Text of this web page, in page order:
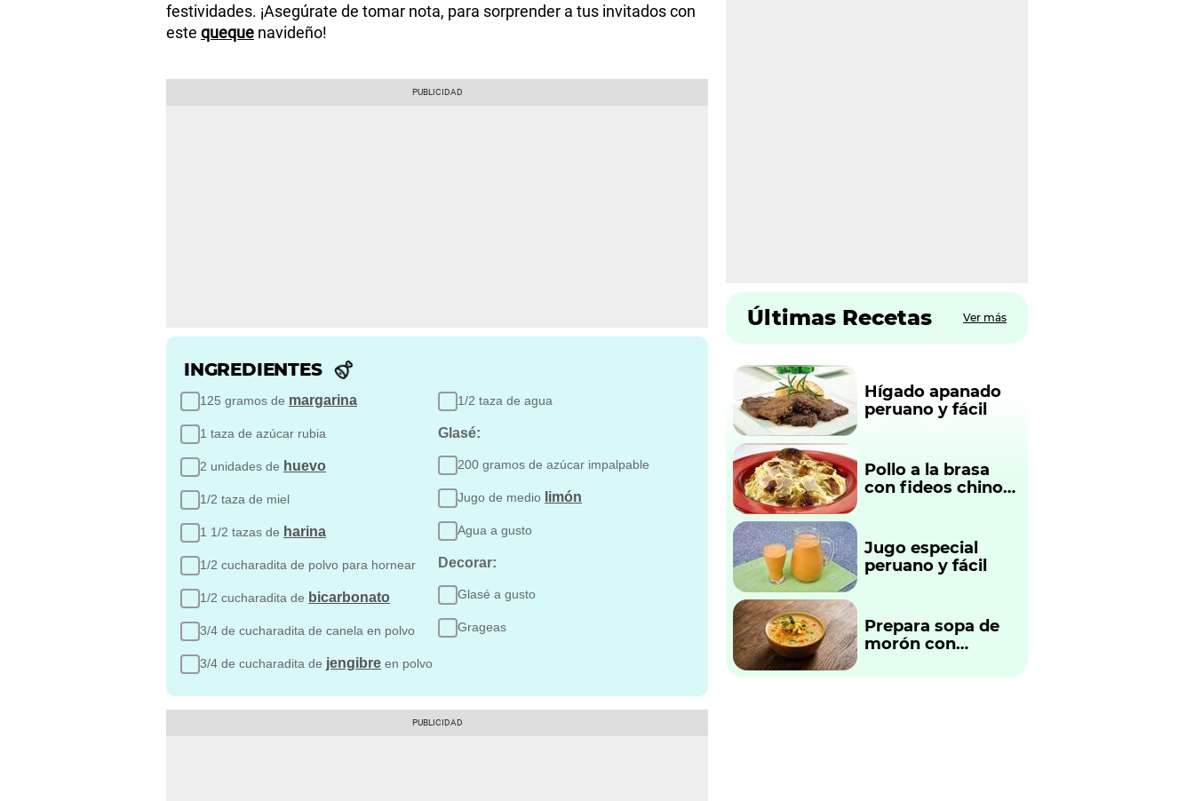
festividades. ¡Asegúrate de tomar nota, para sorprender a tus invitados con
este queque navideño!
INGREDIENTES
125 gramos de margarina
1 taza de azúcar rubia
2 unidades de huevo
1/2 taza de miel
1 1/2 tazas de harina
1/2 cucharadita de polvo para hornear
1/2 cucharadita de bicarbonato
3/4 de cucharadita de canela en polvo
3/4 de cucharadita de jengibre en polvo
1/2 taza de agua
Glasé:
200 gramos de azúcar impalpable
Jugo de medio limón
Agua a gusto
Decorar:
Glasé a gusto
Grageas
Últimas Recetas Ver más
Hígado apanado
peruano y fácil
Pollo a la brasa
con fideos chinos
Jugo especial
peruano y fácil
Prepara sopa de
morón con
tradicional